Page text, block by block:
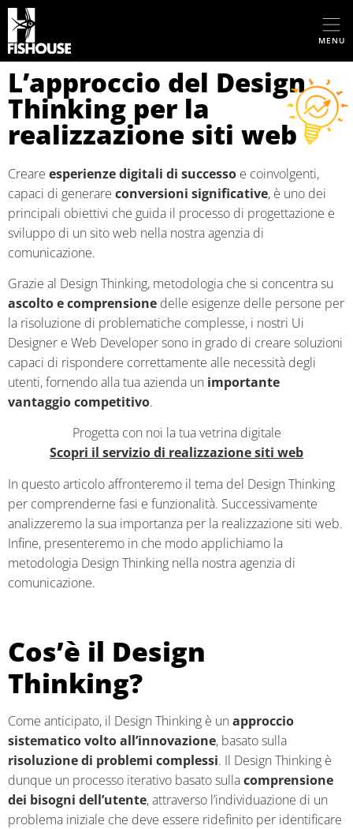
MENU
L’approccio del Design
Thinking per la
realizzazione siti web
Creare esperienze digitali di successo e coinvolgenti,
capaci di generare conversioni significative, è uno dei
principali obiettivi che guida il processo di progettazione e
sviluppo di un sito web nella nostra agenzia di
comunicazione.
Grazie al Design Thinking, metodologia che si concentra su
ascolto e comprensione delle esigenze delle persone per
la risoluzione di problematiche complesse, i nostri Ui
Designer e Web Developer sono in grado di creare soluzioni
capaci di rispondere correttamente alle necessità degli
utenti, fornendo alla tua azienda un importante
vantaggio competitivo.
Progetta con noi la tua vetrina digitale
Scopri il servizio di realizzazione siti web
In questo articolo affronteremo il tema del Design Thinking
per comprenderne fasi e funzionalità. Successivamente
analizzeremo la sua importanza per la realizzazione siti web.
Infine, presenteremo in che modo applichiamo la
metodologia Design Thinking nella nostra agenzia di
comunicazione.
Cos’è il Design
Thinking?
Come anticipato, il Design Thinking è un approccio
sistematico volto all’innovazione, basato sulla
risoluzione di problemi complessi. Il Design Thinking è
dunque un processo iterativo basato sullacomprensione
dei bisogni dell’utente, attraverso l’individuazione di un
problema iniziale che deve essere ridefinito per identificare